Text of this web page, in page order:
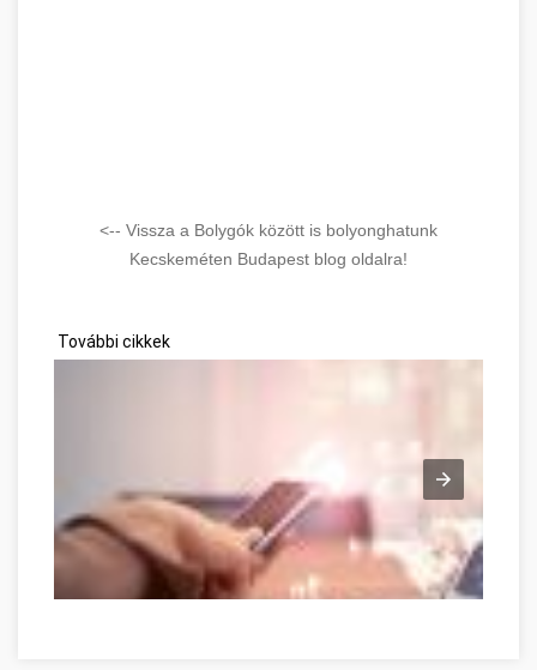
<-- Vissza a Bolygók között is bolyonghatunk
Kecskeméten Budapest blog oldalra!
További cikkek